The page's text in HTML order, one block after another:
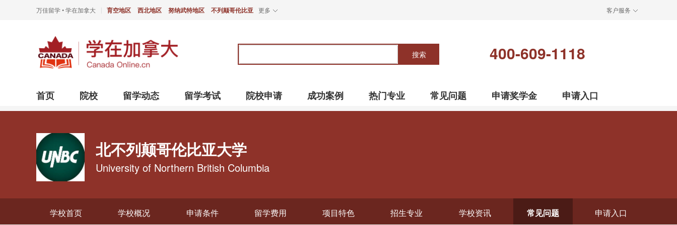
万佳留学 • 学在加拿大 育空地区 西北地区 努纳武特地区 不列颠哥伦比亚 更多 客户服务
关
搜索 400-609-1118
首页 院校 留学动态 留学考试 院校申请 成功案例 热门专业 常见问题 申请奖学金 申请入口
北不列颠哥伦比亚大学
University of Northern British Columbia
学校首页 学校概况 申请条件 留学费用 项目特色 招生专业 学校资讯 常见问题 申请入口